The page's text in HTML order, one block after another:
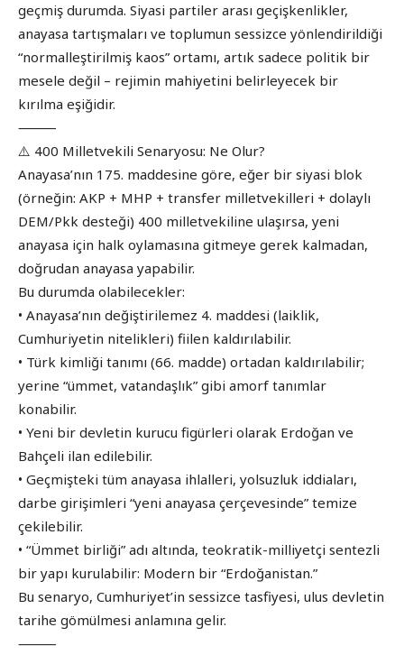
geçmiş durumda. Siyasi partiler arası geçişkenlikler,
anayasa tartışmaları ve toplumun sessizce yönlendirildiği
“normalleştirilmiş kaos” ortamı, artık sadece politik bir
mesele değil – rejimin mahiyetini belirleyecek bir
kırılma eşiğidir.
⸻
⚠️ 400 Milletvekili Senaryosu: Ne Olur?
Anayasa’nın 175. maddesine göre, eğer bir siyasi blok
(örneğin: AKP + MHP + transfer milletvekilleri + dolaylı
DEM/Pkk desteği) 400 milletvekiline ulaşırsa, yeni
anayasa için halk oylamasına gitmeye gerek kalmadan,
doğrudan anayasa yapabilir.
Bu durumda olabilecekler:
• Anayasa’nın değiştirilemez 4. maddesi (laiklik,
Cumhuriyetin nitelikleri) fiilen kaldırılabilir.
• Türk kimliği tanımı (66. madde) ortadan kaldırılabilir;
yerine “ümmet, vatandaşlık” gibi amorf tanımlar
konabilir.
• Yeni bir devletin kurucu figürleri olarak Erdoğan ve
Bahçeli ilan edilebilir.
• Geçmişteki tüm anayasa ihlalleri, yolsuzluk iddiaları,
darbe girişimleri “yeni anayasa çerçevesinde” temize
çekilebilir.
• “Ümmet birliği” adı altında, teokratik-milliyetçi sentezli
bir yapı kurulabilir: Modern bir “Erdoğanistan.”
Bu senaryo, Cumhuriyet’in sessizce tasfiyesi, ulus devletin
tarihe gömülmesi anlamına gelir.
⸻